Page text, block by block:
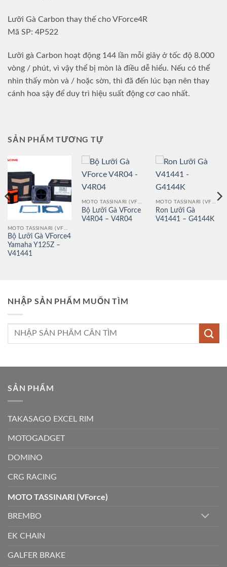
Lưỡi Gà Carbon thay thế cho VForce4R
Mã SP: 4P522
Lưỡi gà Carbon hoạt động 144 lần mỗi giây ở tốc độ 8.000
vòng / phút, vì vậy thể bị mòn là điều dễ hiểu. Nếu có thể
nhìn thấy mòn và / hoặc sờn, thì đã đến lúc bạn nên thay
cánh hoa sậy để duy trì hiệu suất động cơ cao nhất.
SẢN PHẨM TƯƠNG TỰ
Bộ Lưỡi Gà VForce4
Yamaha Y125Z –
V41441
MOTO TASSINARI (VFORCE)
Bộ Lưỡi Gà VForce
V4R04 – V4R04
MOTO TASSINARI (VFORCE)
Ron Lưỡi Gà
V41441 – G4144K
NHẬP SẢN PHẨM MUỐN TÌM
Tìm
SẢN PHẨM
TAKASAGO EXCEL RIM
MOTOGADGET
DOMINO
CRG RACING
MOTO TASSINARI (VForce)
BREMBO
EK CHAIN
GALFER BRAKE